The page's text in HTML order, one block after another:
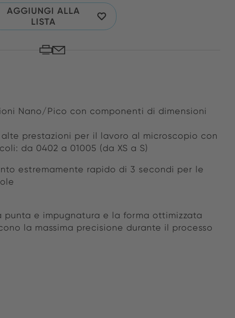
AGGIUNGI ALLA
LISTA
Nano/Pico con componenti di dimensioni
prestazioni per il lavoro al microscopio con
da 0402 a 01005 (da XS a S)
estremamente rapido di 3 secondi per le
punta e impugnatura e la forma ottimizzata
la massima precisione durante il processo